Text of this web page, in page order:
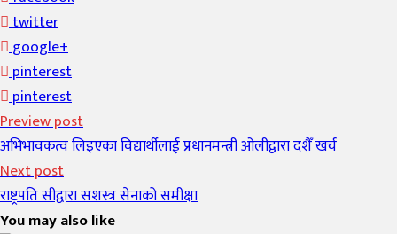
twitter
google+
pinterest
pinterest
Preview post
अभिभावकत्व लिइएका विद्यार्थीलाई प्रधानमन्त्री ओलीद्वारा दशैँ खर्च
Next post
राष्ट्रपति सीद्वारा सशस्त्र सेनाको समीक्षा
You may also like